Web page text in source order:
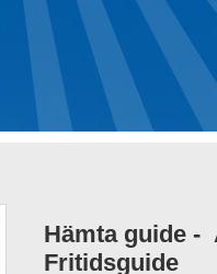
Hämta guide -
Fritidsguide